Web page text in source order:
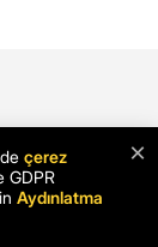
×
çerez
GDPR
Aydınlatma